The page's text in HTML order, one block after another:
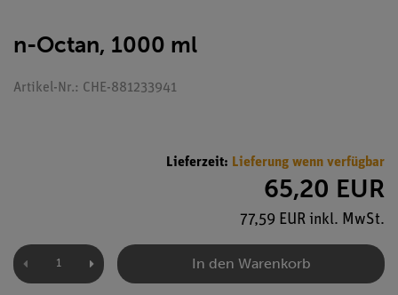
n-Octan, 1000 ml
Artikel-Nr.: CHE-881233941
Lieferzeit: Lieferung wenn verfügbar
65,20 EUR
77,59 EUR inkl. MwSt.
In den Warenkorb